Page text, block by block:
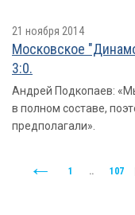
21 ноября 2014
Московское
3:0.
Андрей Подкопаев:
в полном составе,
предполагали».
1 .. 107